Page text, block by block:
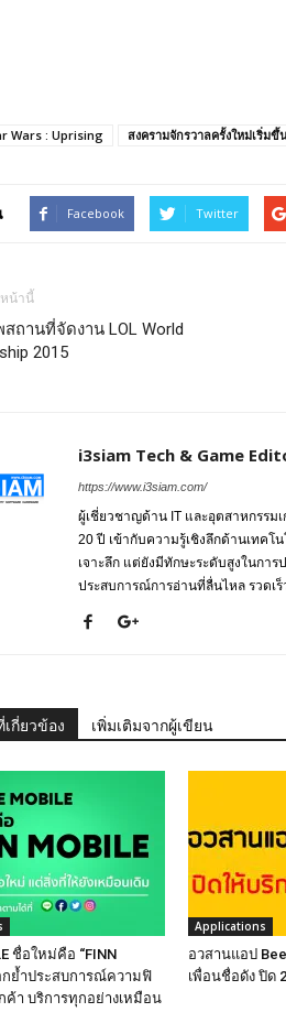
Wars : Uprising สงครามจักรวาลครั้งใหม่เริ่มขึ้
Facebook Twitter
น้านี้
ถานที่จัดงาน LOL World
2015
i3siam Tech & Game
https://www.i3siam.com/
ผู้เชี่ยวชาญด้าน IT และอุตสาหกรรม
20 ปี เข้ากับความรู้เชิงลึกด้านเทคโ
เจาะลึก แต่ยังมีทักษะระดับสูงในการ
ประสบการณ์การอ่านที่ลื่นไหล รวด
กี่ยวข้อง เพิ่มเติมจากผู้เขียน
ชื่อใหม่คือ “FINN
กย้ำประสบการณ์ความฟิ
า บริการทุกอย่างเหมือน
Applications
อวสานแอป
เพื่อนชื่อดัง ปิด